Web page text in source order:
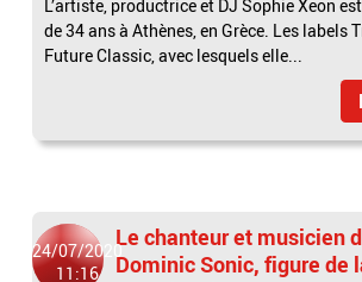
L’artiste, productrice et DJ Sophie Xeon
de 34 ans à Athènes, en Grèce. Les labels
Future Classic, avec lesquels elle...
24/07/2020
11:16
Le chanteur et musicien
Dominic Sonic, figure de